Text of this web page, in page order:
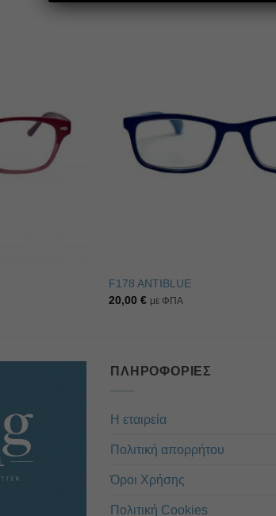
F178 ANTIBLUE
20,00 € με ΦΠΑ
ΠΛΗΡΟΦΟΡΊΕΣ
Η εταιρεία
Πολιτική απορρήτου
Όροι Χρήσης
Πολιτική Cookies